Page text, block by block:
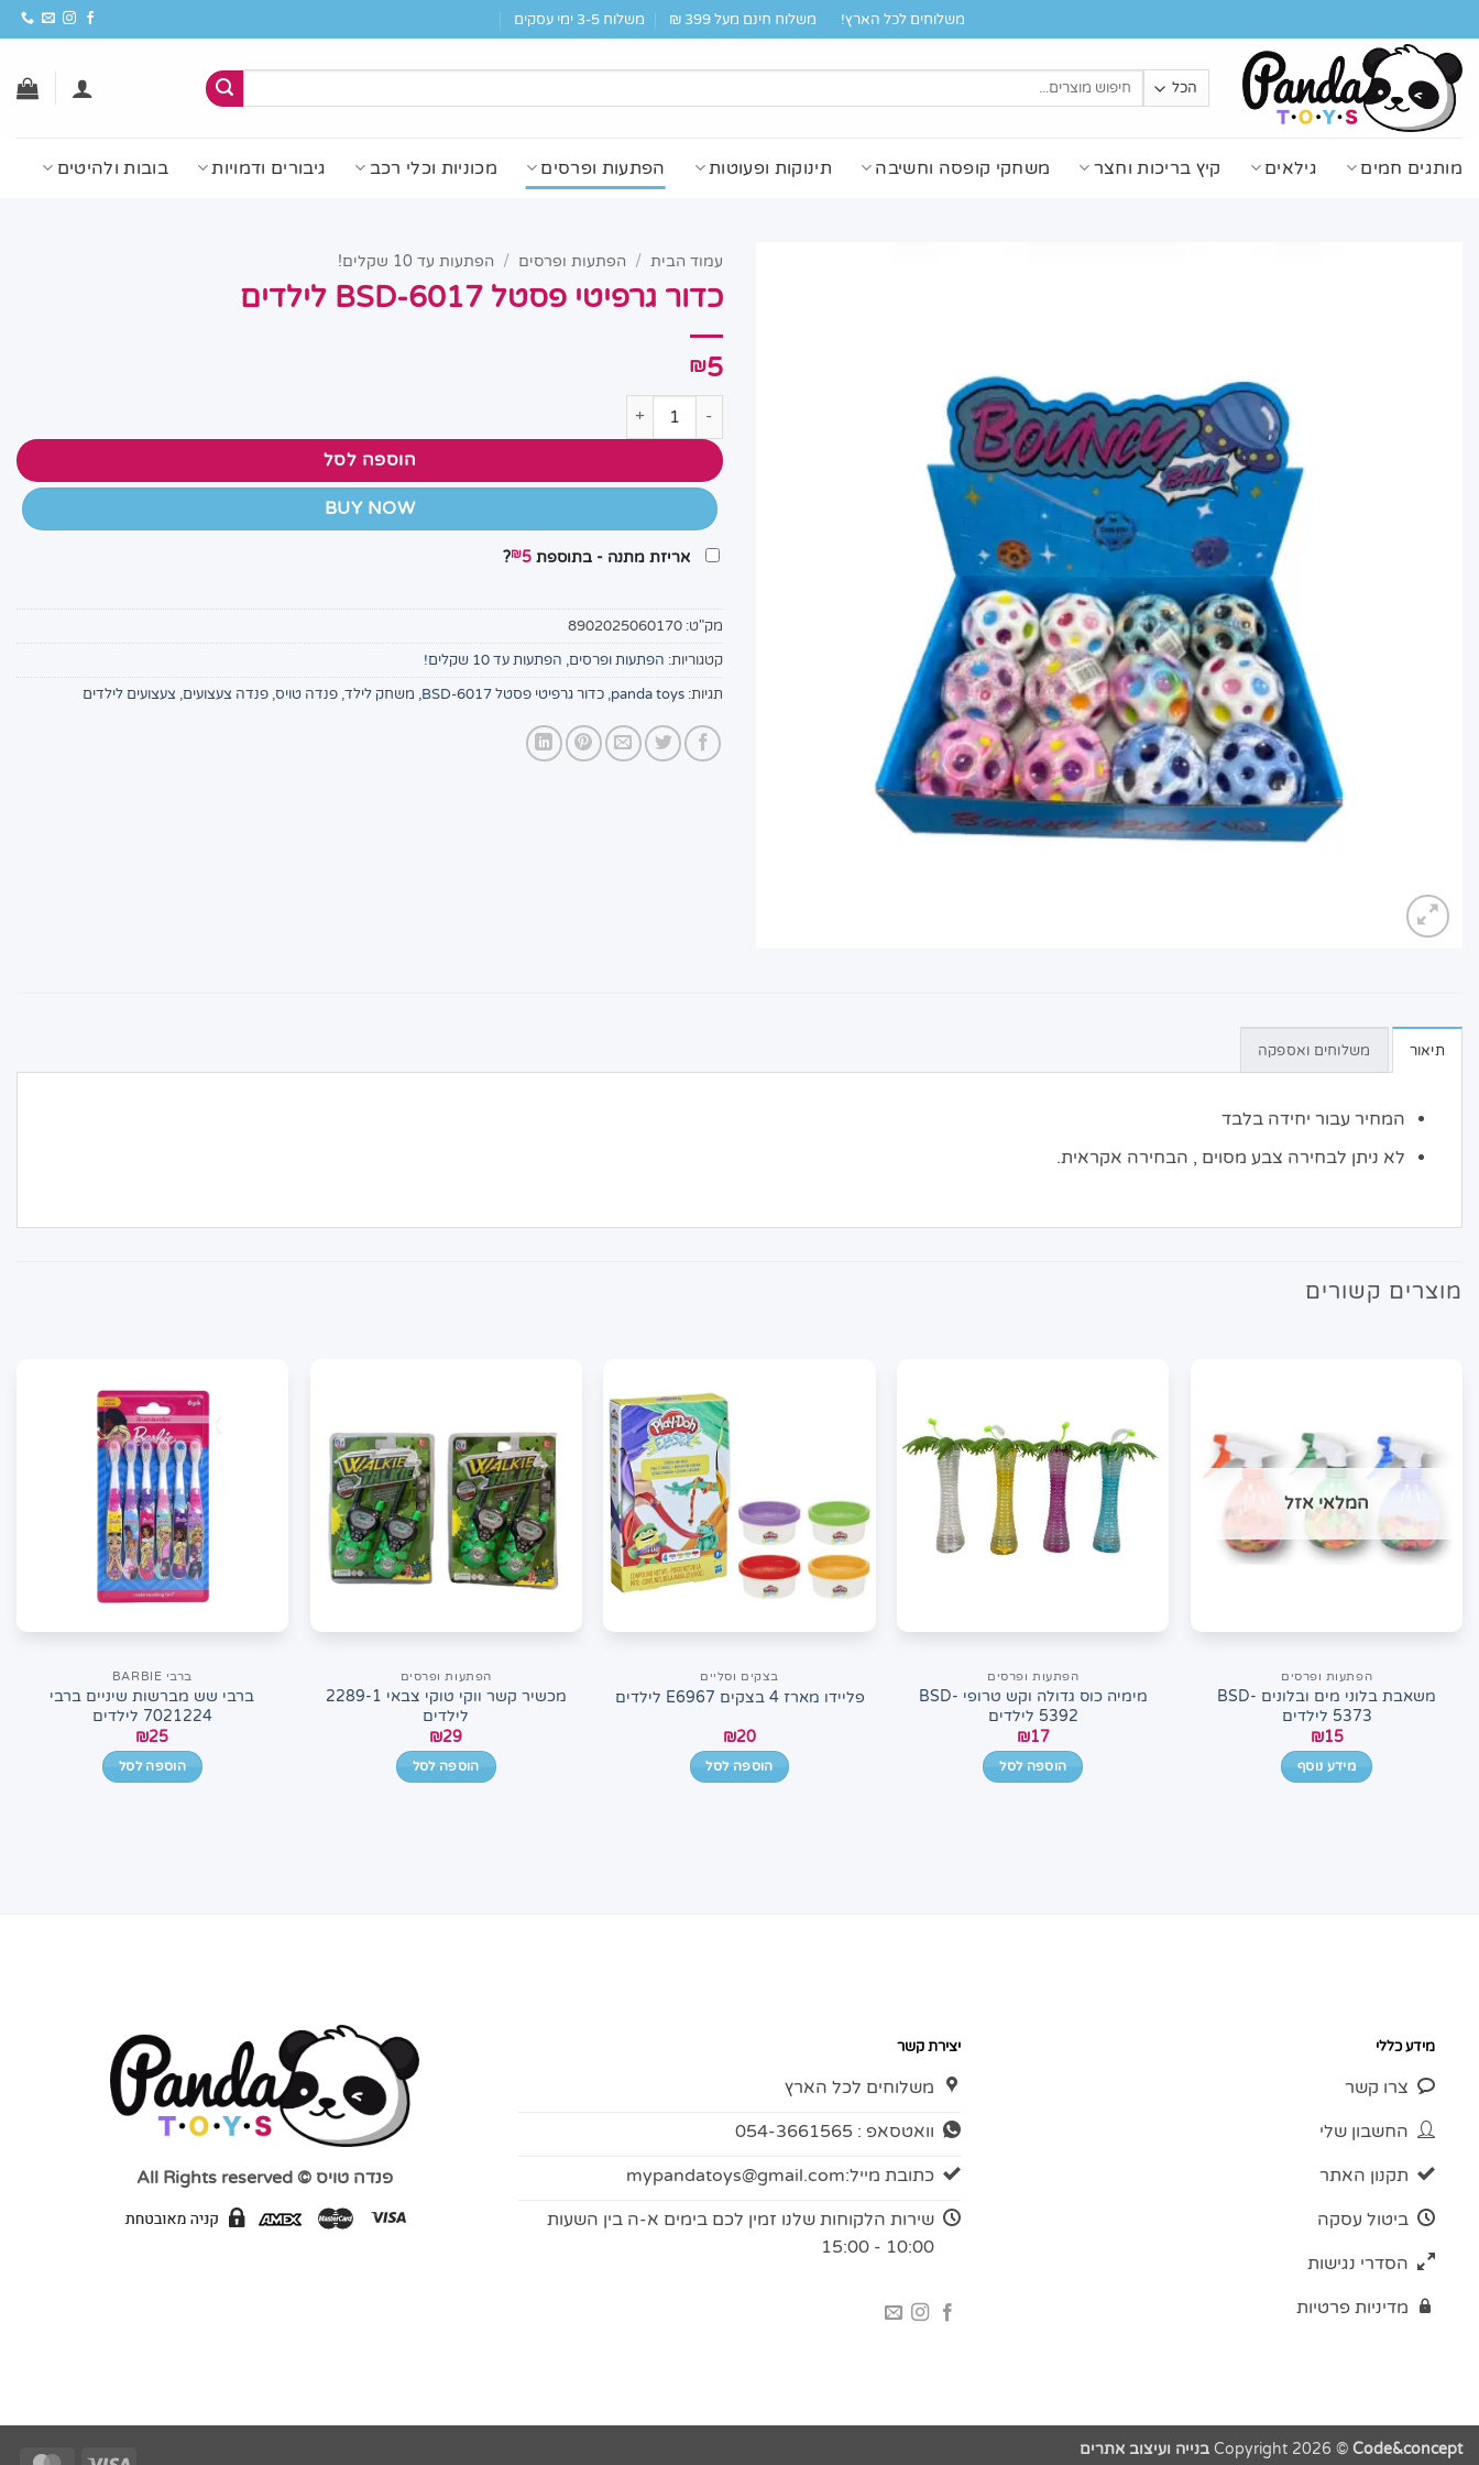
to
content
משלוחים לכל הארץ! משלוח חינם מעל 399 ₪ משלוח 3-5 ימי עסקים
מותגים חמים גילאים קיץ בריכות וחצר משחקי קופסה וחשיבה תינוקות ופעוטות הפתעות ופרסים מכוניות וכלי רכב גיבורים ודמויות בובות ולהיטים
עמוד הבית / הפתעות ופרסים / הפתעות עד 10 שקלים!
כדור גרפיטי פסטל BSD-6017 לילדים
₪5
כמות של כדור גרפיטי פסטל BSD-6017 לילדים
הוספה לסל
BUY NOW
אריזת מתנה - בתוספת ₪5
?
מק"ט: 8902025060170
קטגוריות: הפתעות ופרסים, הפתעות עד 10 שקלים!
תגיות: panda toys
, כדור גרפיטי פסטל BSD-6017 , משחק לילד, פנדה טויס, פנדה צעצועים, צעצועים לילדים
תיאור משלוחים ואספקה
המחיר עבור יחידה בלבד
לא ניתן לבחירה צבע מסוים , הבחירה אקראית.
מוצרים קשורים
המלאי אזל
הפתעות ופרסים
משאבת בלוני מים ובלונים BSD-
5373 לילדים
₪15
מידע נוסף
הפתעות ופרסים
מימיה כוס גדולה וקש טרופי BSD-
5392 לילדים
₪17
הוספה לסל
בצקים וסליים
פליידו מארז 4 בצקים E6967 לילדים
₪20
הוספה לסל
הפתעות ופרסים
מכשיר קשר ווקי טוקי צבאי 2289-1
לילדים
₪29
הוספה לסל
ברבי BARBIE
ברבי שש מברשות שיניים ברבי
7021224 לילדים
₪25
הוספה לסל
מידע כללי
צרו קשר
החשבון שלי
תקנון האתר
ביטול עסקה
הסדרי נגישות
מדיניות פרטיות
יצירת קשר
משלוחים לכל הארץ
וואטסאפ : 054-3661565
כתובת מייל:mypandatoys@gmail.com
שירות הלקוחות שלנו זמין לכם בימים א-ה בין השעות
10:00 - 15:00
פנדה טויס © All Rights reserved
Copyright 2026 © Code&concept בנייה ועיצוב אתרים